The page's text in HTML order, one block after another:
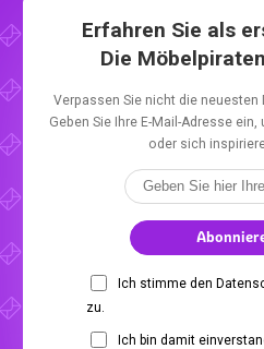
Erfahren Sie als
Die
Verpassen Sie nicht die neuesten
Geben Sie Ihre E-Mail-Adresse
oder sich
Ich stimme den
zu.
Ich bin damit